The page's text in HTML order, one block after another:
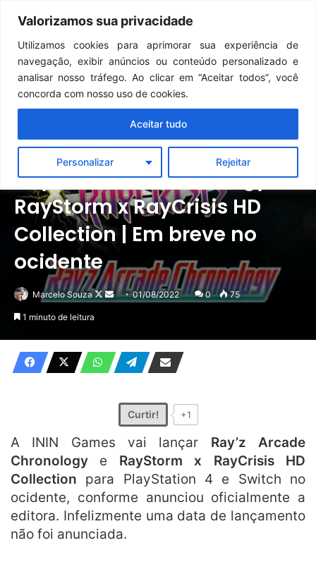
Valorizamos sua privacidade
Utilizamos cookies para aprimorar sua experiência de
navegação, exibir anúncios ou conteúdo personalizado e
analisar nosso tráfego. Ao clicar em “Aceitar todos”, você
concorda com nosso uso de cookies.
Personalizar Rejeitar
Aceitar tudo
Menu
Notícias PC PlayStation
Ray’z Arcade Chronology e
RayStorm x RayCrisis HD
Collection | Em breve no
ocidente
Marcelo Souza
Follow
Mande01/08/2022 0 75
1 minuto de leitura
Curtir! +1
A ININ Games vai lançar Ray’z Arcade
Chronology e RayStorm x RayCrisis HD
Collection para PlayStation 4 e Switch no
ocidente, conforme anunciou oficialmente a
editora. Infelizmente uma data de lançamento
não foi anunciada.